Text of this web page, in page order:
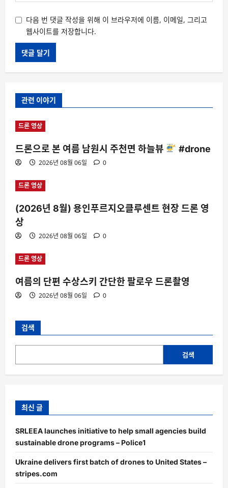
다음 번 댓글 작성을 위해 이 브라우저에 이름, 이메일, 그리고
웹사이트를 저장합니다.
관련 이야기
드론 영상
드론으로 본 여름 남원시 주천면 하늘뷰 #drone
2026년 08월 06일 0
드론 영상
(2026년 8월) 용인푸르지오클루센트 현장 드론 영
상
2026년 08월 06일 0
드론 영상
여름의 단편 수상스키 간단한 팔로우 드론촬영
2026년 08월 06일 0
검색
검색
최신 글
SRLEEA launches initiative to help small agencies build
sustainable drone programs – Police1
Ukraine delivers first batch of drones to United States –
stripes.com